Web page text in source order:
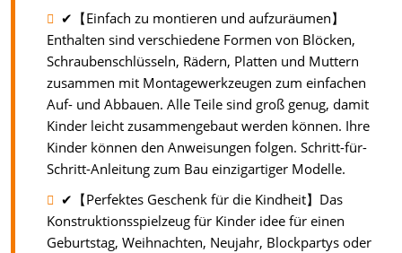
✔【Einfach zu montieren und aufzuräumen】
Enthalten sind verschiedene Formen von Blöcken,
Schraubenschlüsseln, Rädern, Platten und Muttern
zusammen mit Montagewerkzeugen zum einfachen
Auf- und Abbauen. Alle Teile sind groß genug, damit
Kinder leicht zusammengebaut werden können. Ihre
Kinder können den Anweisungen folgen. Schritt-für-
Schritt-Anleitung zum Bau einzigartiger Modelle.
✔【Perfektes Geschenk für die Kindheit】Das
Konstruktionsspielzeug für Kinder idee für einen
Geburtstag, Weihnachten, Neujahr, Blockpartys oder